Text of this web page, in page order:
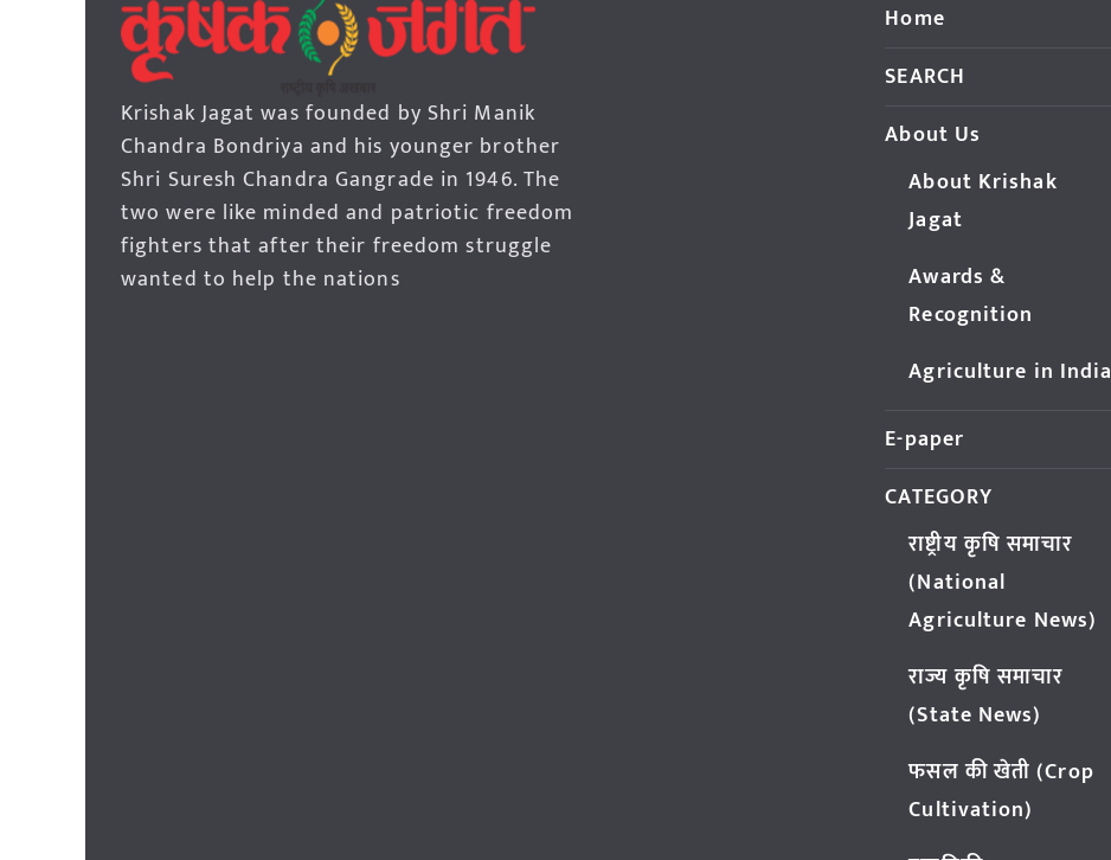
Krishak Jagat was founded by Shri Manik
Chandra Bondriya and his younger brother
Shri Suresh Chandra Gangrade in 1946. The
two were like minded and patriotic freedom
fighters that after their freedom struggle
wanted to help the nations
Home
SEARCH
About Us
About Krishak
Jagat
Awards &
Recognition
Agriculture in India
E-paper
CATEGORY
राष्ट्रीय कृषि समाचार
(National
Agriculture News)
राज्य कृषि समाचार
(State News)
फसल की खेती (Crop
Cultivation)